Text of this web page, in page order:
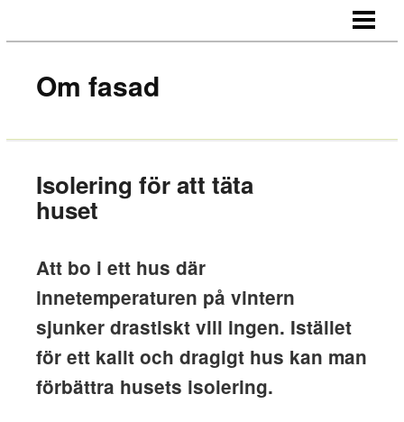
KONTAKT
Om fasad
Isolering för att täta
huset
Att bo i ett hus där
innetemperaturen på vintern
sjunker drastiskt vill ingen. Istället
för ett kallt och dragigt hus kan man
förbättra husets isolering.